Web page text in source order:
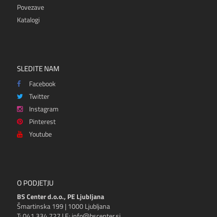
Povezave
Katalogi
SLEDITE NAM
Facebook
Twitter
Instagram
Pinterest
Youtube
O PODJETJU
BS Center d.o.o., PE Ljubljana
Šmartinska 199 | 1000 Ljubljana